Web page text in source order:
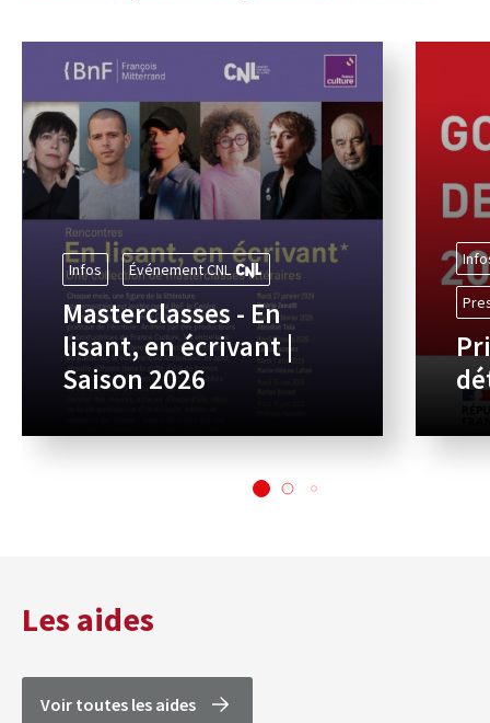
Infos Événement CNL
Masterclasses - En
lisant, en écrivant |
Saison 2026
Les aides
Voir toutes les aides